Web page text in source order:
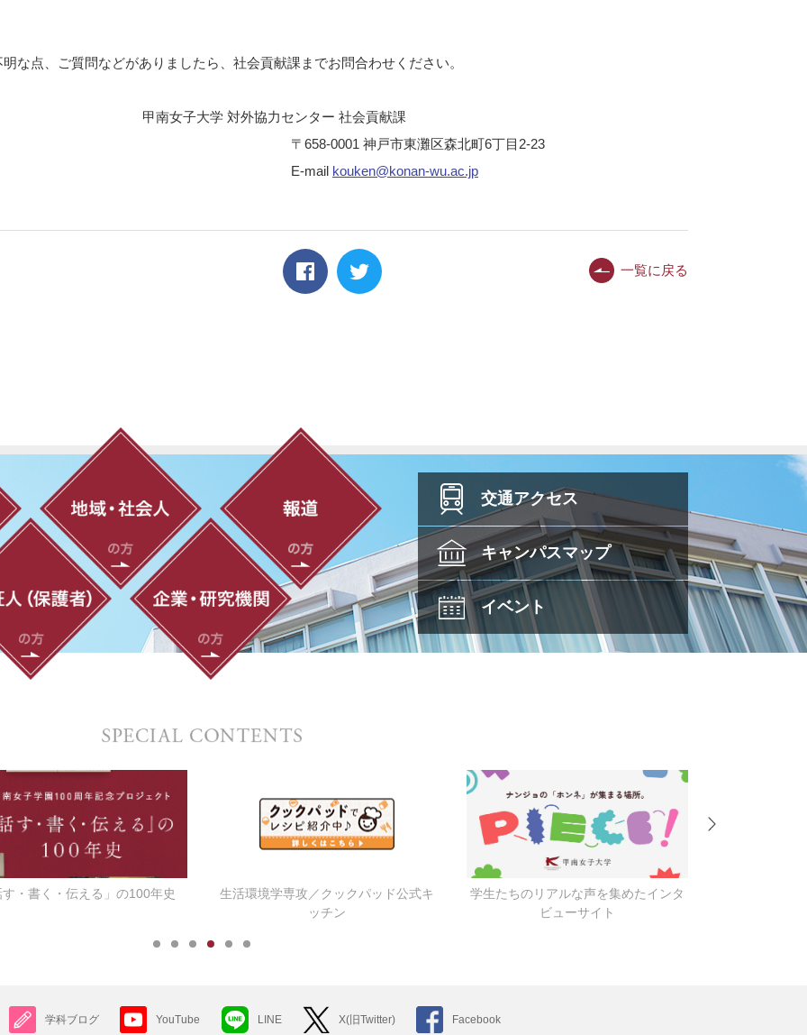
明な点、ご質問などがありましたら、社会貢献課までお問合わせください。
南女子大学 対外協力センター 社会貢献課
658-0001 神戸市東灘区森北町6丁目2-23
mail kouken@konan-wu.ac.jp
一覧に戻る
交通アクセス
キャンパスマップ
イベント
す・書く・伝える」の100年史
生活環境学専攻／クックパッド公式キ
ッチン
学生たちのリアルな声を集めたインタ
ビューサイト
学科ブログ YouTube LINE X(旧Twitter) Facebook